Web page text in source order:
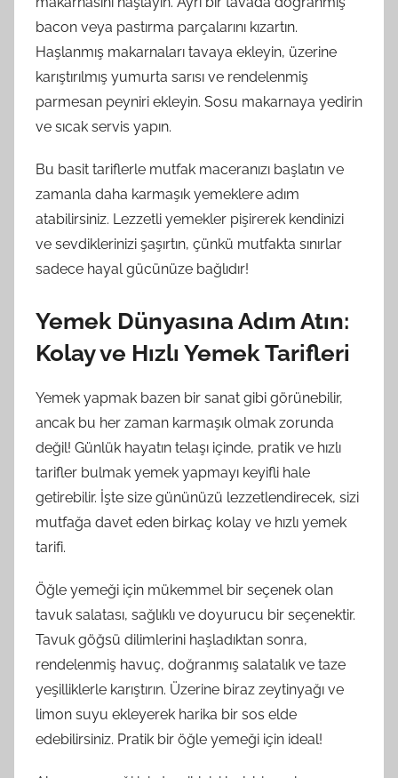
bacon veya pastırma parçalarını kızartın.
Haşlanmış makarnaları tavaya ekleyin, üzerine
karıştırılmış yumurta sarısı ve rendelenmiş
parmesan peyniri ekleyin. Sosu makarnaya yedirin
ve sıcak servis yapın.
Bu basit tariflerle mutfak maceranızı başlatın ve
zamanla daha karmaşık yemeklere adım
atabilirsiniz. Lezzetli yemekler pişirerek kendinizi
ve sevdiklerinizi şaşırtın, çünkü mutfakta sınırlar
sadece hayal gücünüze bağlıdır!
Yemek Dünyasına Adım Atın:
Kolay ve Hızlı Yemek Tarifleri
Yemek yapmak bazen bir sanat gibi görünebilir,
ancak bu her zaman karmaşık olmak zorunda
değil! Günlük hayatın telaşı içinde, pratik ve hızlı
tarifler bulmak yemek yapmayı keyifli hale
getirebilir. İşte size gününüzü lezzetlendirecek, sizi
mutfağa davet eden birkaç kolay ve hızlı yemek
tarifi.
Öğle yemeği için mükemmel bir seçenek olan
tavuk salatası, sağlıklı ve doyurucu bir seçenektir.
Tavuk göğsü dilimlerini haşladıktan sonra,
rendelenmiş havuç, doğranmış salatalık ve taze
yeşilliklerle karıştırın. Üzerine biraz zeytinyağı ve
limon suyu ekleyerek harika bir sos elde
edebilirsiniz. Pratik bir öğle yemeği için ideal!